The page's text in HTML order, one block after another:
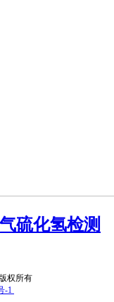
硫化氢检测
权所有
-1